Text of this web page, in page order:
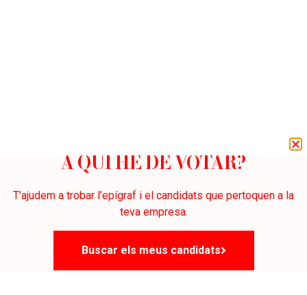
A QUI HE DE VOTAR?
T’ajudem a trobar l’epígraf i el candidats que pertoquen a la
teva empresa.
Buscar els meus candidats